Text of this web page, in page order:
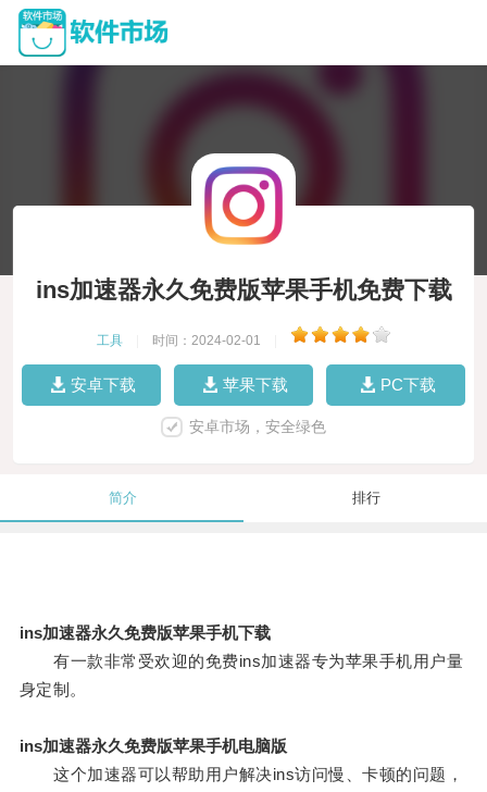
ins加速器永久免费版苹果手机免费下载
工具 时间：2024-02-01
安卓下载 苹果下载 PC下载
安卓市场，安全绿色
简介 排行
ins加速器永久免费版苹果手机下载
有一款非常受欢迎的免费ins加速器专为苹果手机用户量
身定制。
ins加速器永久免费版苹果手机电脑版
这个加速器可以帮助用户解决ins访问慢、卡顿的问题，